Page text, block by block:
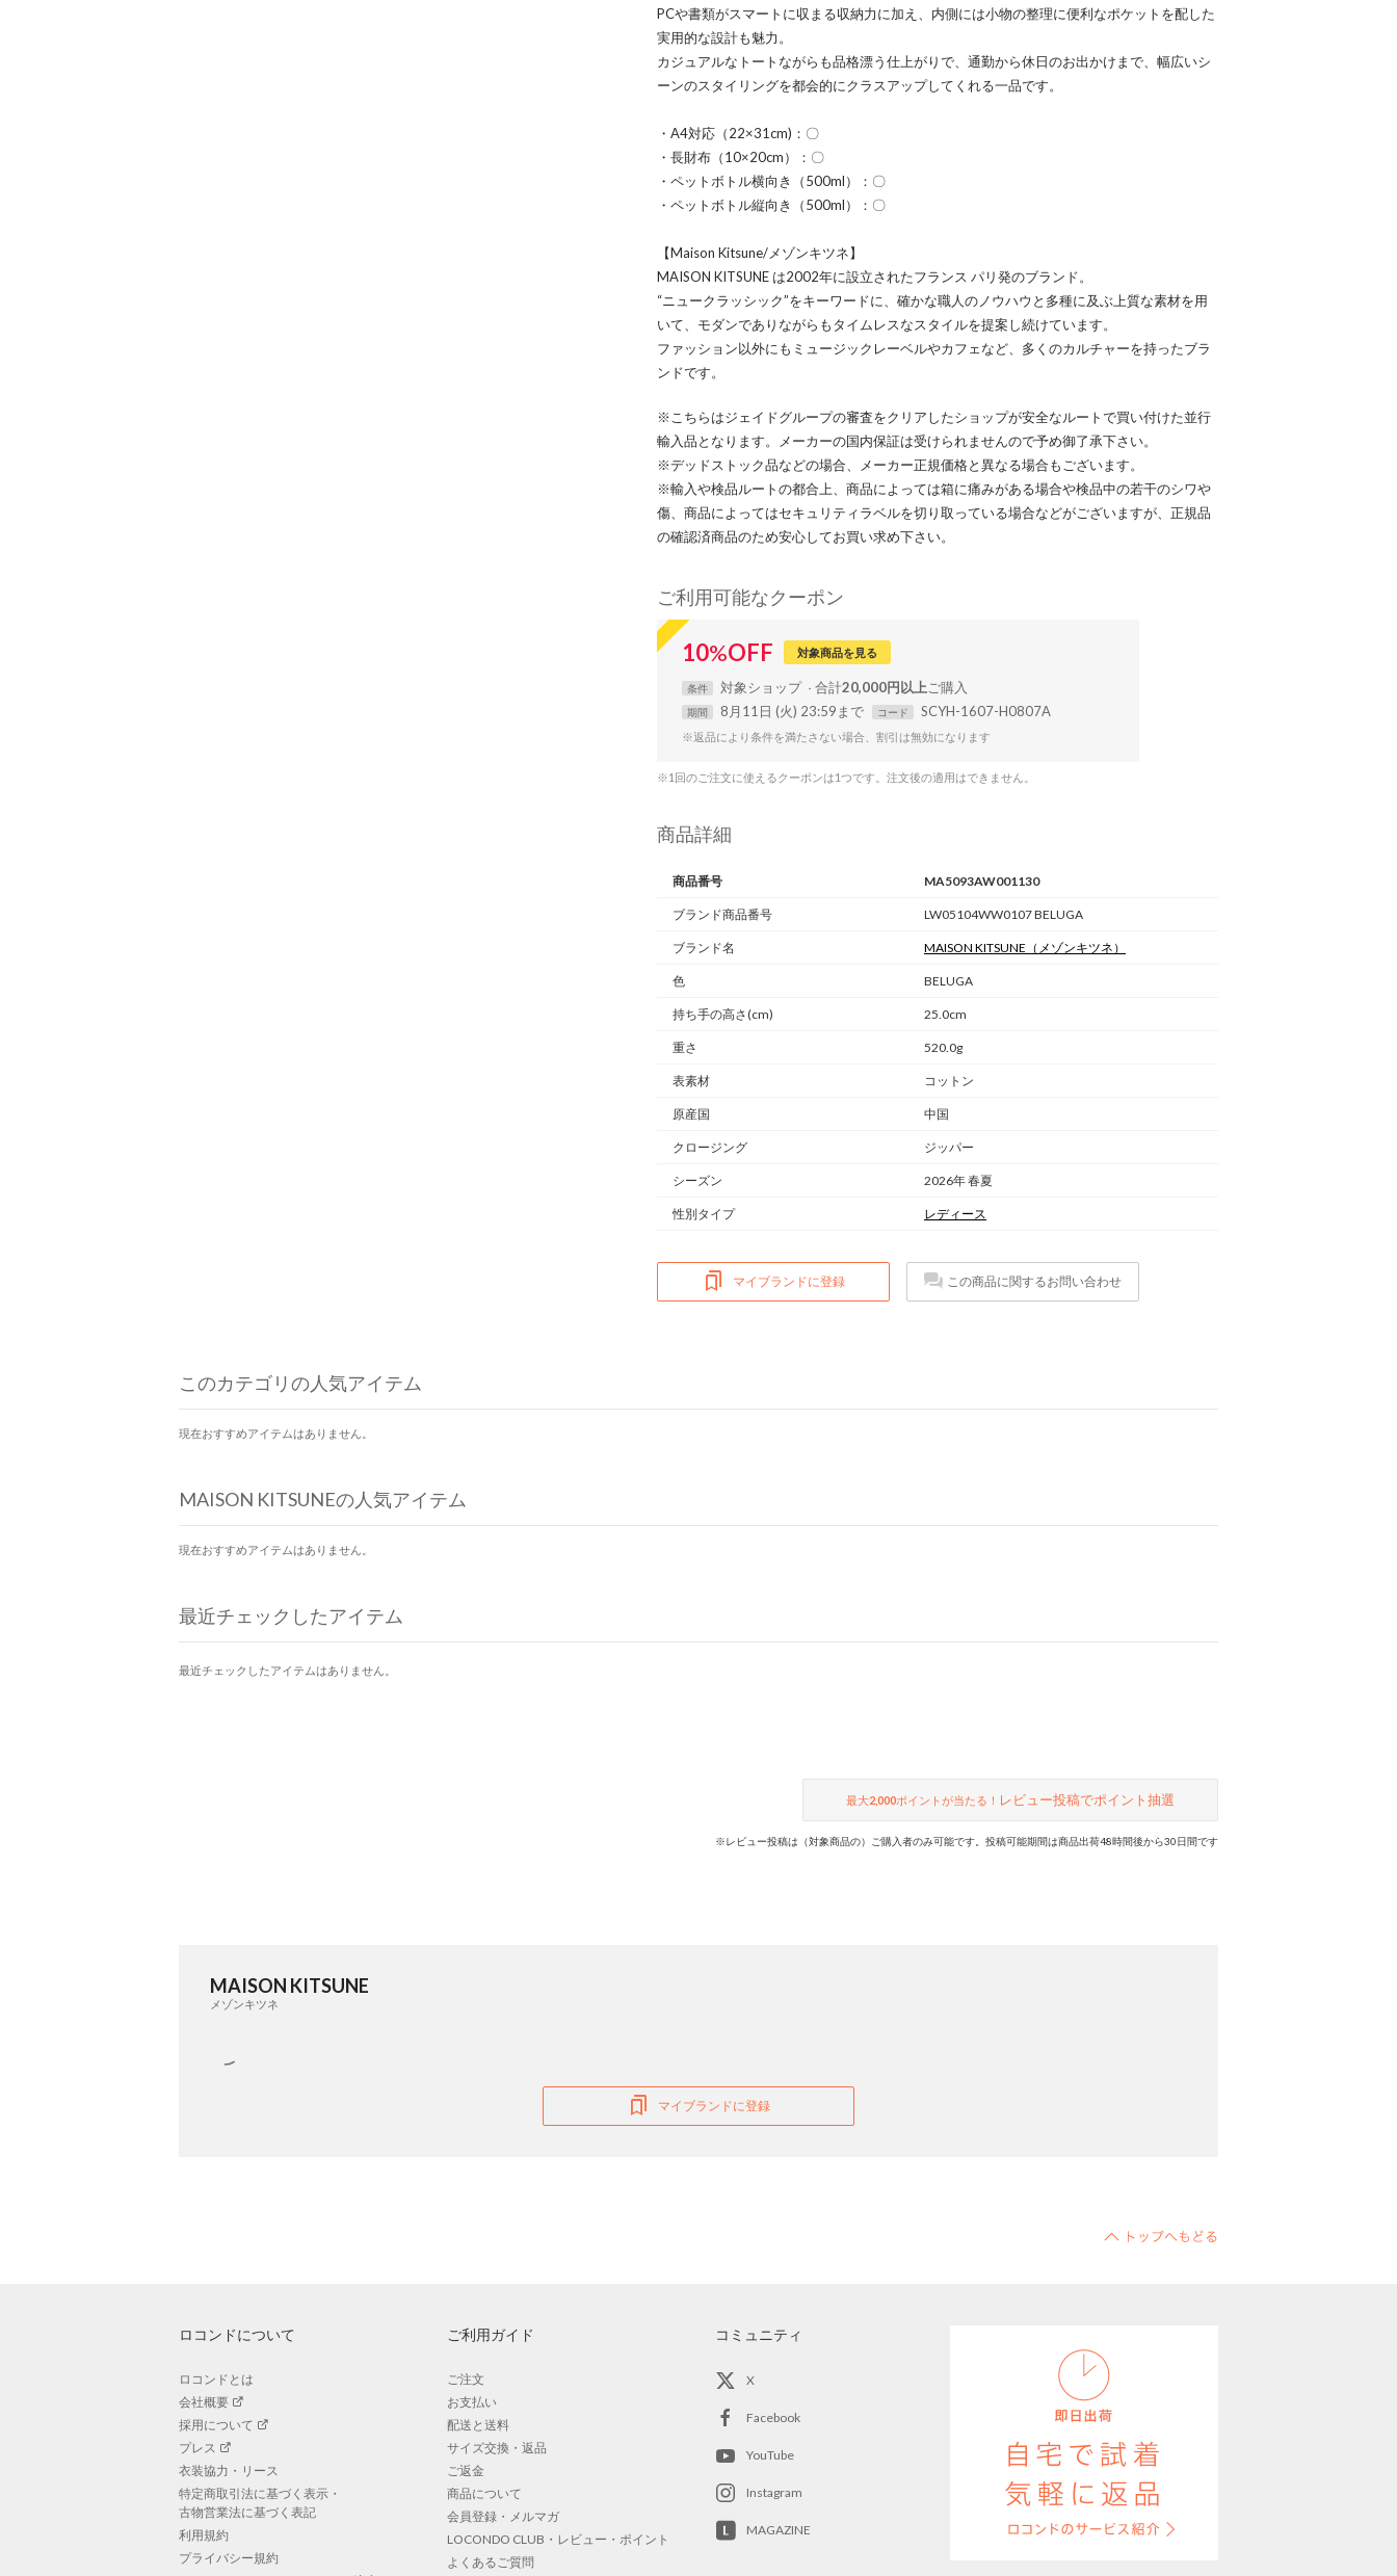
PCや書類がスマートに収まる収納力に加え、内側には小物の整理に便利なポケットを配した
実用的な設計も魅力。
カジュアルなトートながらも品格漂う仕上がりで、通勤から休日のお出かけまで、幅広いシ
ーンのスタイリングを都会的にクラスアップしてくれる一品です。
・A4対応（22×31cm)：〇
・長財布（10×20cm）：〇
・ペットボトル横向き（500ml）：〇
・ペットボトル縦向き（500ml）：〇
【Maison Kitsune/メゾンキツネ】
MAISON KITSUNE は2002年に設立されたフランス パリ発のブランド。
“ニュークラッシック”をキーワードに、確かな職人のノウハウと多種に及ぶ上質な素材を用
いて、モダンでありながらもタイムレスなスタイルを提案し続けています。
ファッション以外にもミュージックレーベルやカフェなど、多くのカルチャーを持ったブラ
ンドです。
※こちらはジェイドグループの審査をクリアしたショップが安全なルートで買い付けた並行
輸入品となります。メーカーの国内保証は受けられませんので予め御了承下さい。
※デッドストック品などの場合、メーカー正規価格と異なる場合もございます。
※輸入や検品ルートの都合上、商品によっては箱に痛みがある場合や検品中の若干のシワや
傷、商品によってはセキュリティラベルを切り取っている場合などがございますが、正規品
の確認済商品のため安心してお買い求め下さい。
ご利用可能なクーポン
10%OFF 対象商品を見る
条件 対象ショップ 合計20,000円以上
期間 8月11日 (火) 23:59まで コード SCYH-1607-H0807A
※返品により条件を満たさない場合、割引は無効になります
※1回のご注文に使えるクーポンは1つです。注文後の適用はできません。
商品詳細
商品番号 MA5093AW001130
ブランド商品番号 LW05104WW0107 BELUGA
ブランド名 MAISON KITSUNE （メゾンキツネ）
色 BELUGA
持ち手の高さ(cm) 25.0cm
重さ 520.0g
表素材 コットン
原産国 中国
クロージング ジッパー
シーズン 2026年 春夏
性別タイプ レディース
マイブランドに登録 この商品に関するお問い合わせ
このカテゴリの人気アイテム
現在おすすめアイテムはありません。
MAISON KITSUNEの人気アイテム
現在おすすめアイテムはありません。
最近チェックしたアイテム
最近チェックしたアイテムはありません。
最大2,000ポイントが当たる！ レビュー投稿でポイント抽選
※レビュー投稿は（対象商品の）ご購入者のみ可能です。投稿可能期間は商品出荷48時間後から30日間です
MAISON KITSUNE
メゾンキツネ
マイブランドに登録
ロコンドについて
ロコンドとは
会社概要
採用について
プレス
衣装協力・リース
特定商取引法に基づく表示・
古物営業法に基づく表記
利用規約
プライバシー規約
ご利用ガイド
ご注文
お支払い
配送と送料
サイズ交換・返品
ご返金
商品について
会員登録・メルマガ
LOCONDO CLUB・レビュー・ポイント
よくあるご質問
コミュニティ
X
Facebook
YouTube
Instagram
MAGAZINE